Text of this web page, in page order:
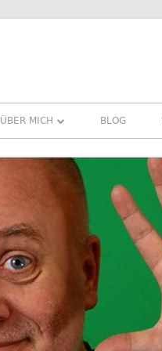
ÜBER MICH
REFERENZEN ERFAHRUNGEN UND
NEWSLETTER
BLOG